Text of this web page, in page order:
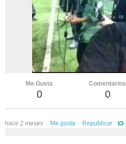
vKonnect
vKontact
vBox
vPages
Notifications
Me Gusta
0
Comentarios
0
hace 2 meses Me gusta Republicar